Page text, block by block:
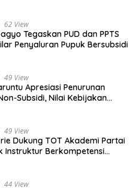
62 View
Tegaskan PUD dan PPTS
Penyaluran Pupuk Bersubsidi
49 View
Apresiasi Penurunan
Subsidi, Nilai Kebijakan
49 View
Dukung TOT Akademi Partai
Instruktur Berkompetensi
44 View